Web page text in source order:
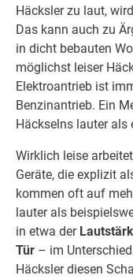
Häcksler zu laut,
Das kann auch zu
in dicht bebauten
möglichst leiser
Elektroantrieb ist
Benzinantrieb. Ein
Häckselns lauter als
Wirklich leise
Geräte, die explizit
kommen oft auf
lauter als
in etwa der
Tür – im
Häcksler diesen